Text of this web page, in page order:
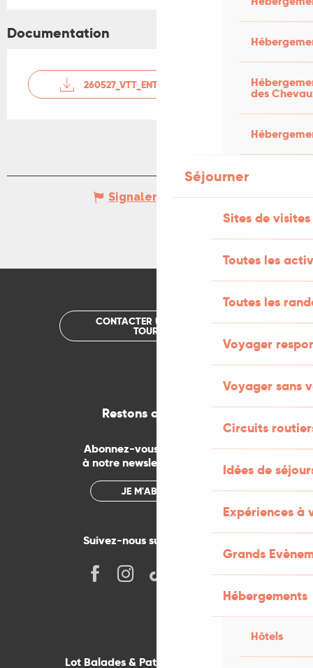
des
Séjourner
Sites de visites
Toutes les
Toutes les
Voyager
Voyager sans
Circuits
Idées de
Expériences à
Grands
Hébergements
Hôtels
Documentation
260527_VTT_ENTRELOTETCELE
Signaler une erreur
CONTACTER UN OFFICE DE
TOURISME
Restons connectés
Abonnez-vous gratuitement
à notre newsletter mensuelle
JE M'ABONNE
Suivez-nous sur les réseaux !
Lot Balades & Patrimoines sur votre